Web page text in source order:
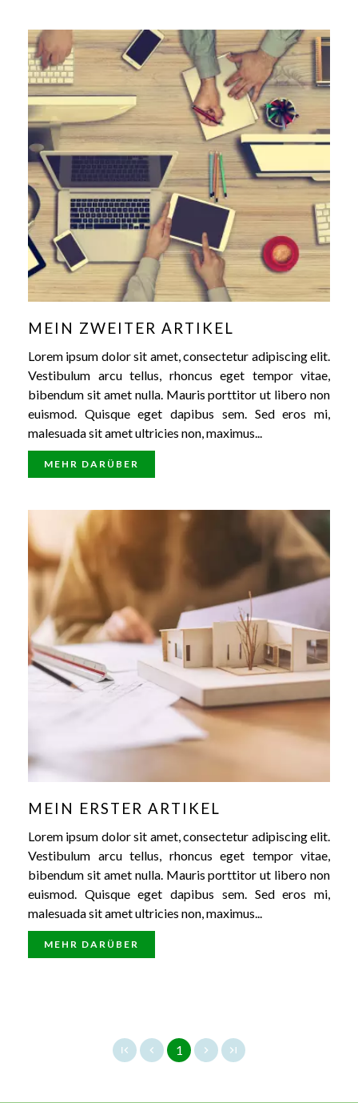
MEIN ZWEITER ARTIKEL
Lorem ipsum dolor sit amet, consectetur adipiscing elit.
Vestibulum arcu tellus, rhoncus eget tempor vitae,
bibendum sit amet nulla. Mauris porttitor ut libero non
euismod. Quisque eget dapibus sem. Sed eros mi,
malesuada sit amet ultricies non, maximus...
MEHR DARÜBER
MEIN ERSTER ARTIKEL
Lorem ipsum dolor sit amet, consectetur adipiscing elit.
Vestibulum arcu tellus, rhoncus eget tempor vitae,
bibendum sit amet nulla. Mauris porttitor ut libero non
euismod. Quisque eget dapibus sem. Sed eros mi,
malesuada sit amet ultricies non, maximus...
MEHR DARÜBER
1